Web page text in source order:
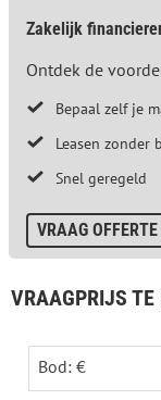
Zakelijk
Ontdek de
Bepaal zelf je
Leasen zonder
Snel geregeld
VRAAG
VRAAGPRIJS TE
Bod: €